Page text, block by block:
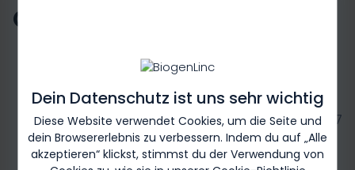
Dein Datenschutz ist uns sehr wichtig
Diese Website verwendet Cookies, um die Seite und
dein Browsererlebnis zu verbessern. Indem du auf „Alle
akzeptieren“ klickst, stimmst du der Verwendung von
Olivenaufstrich
Biogen-246817